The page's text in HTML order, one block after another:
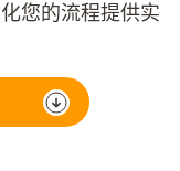
您的流程提供实